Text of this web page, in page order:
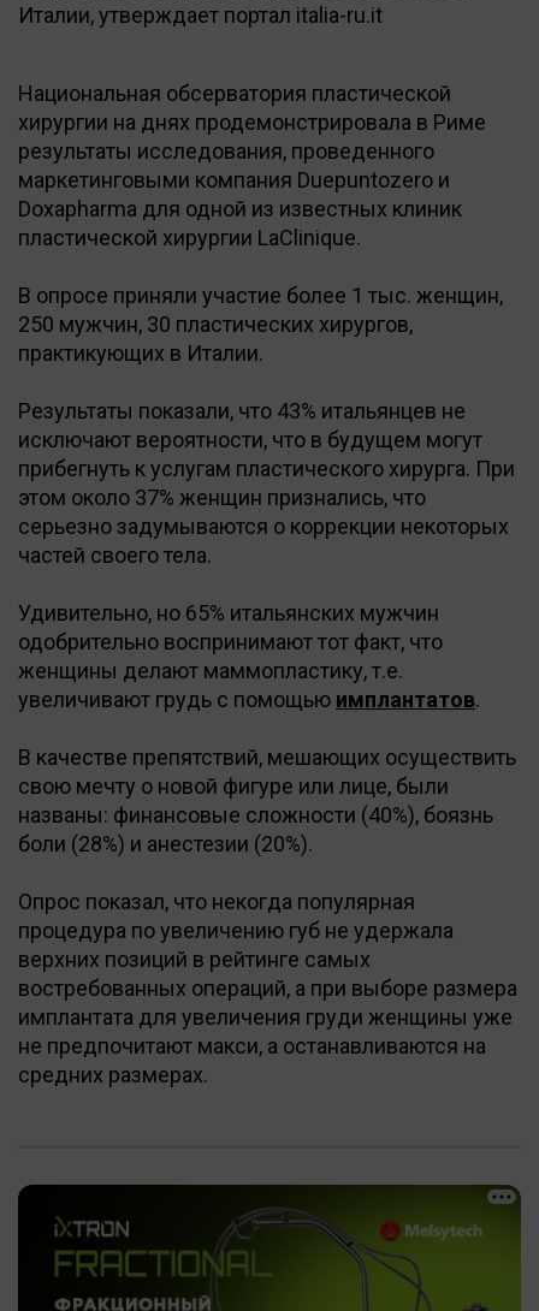
Италии, утверждает портал italia-ru.it
Национальная обсерватория пластической
хирургии на днях продемонстрировала в Риме
результаты исследования, проведенного
маркетинговыми компания Duepuntozero и
Doxapharma для одной из известных клиник
пластической хирургии LaClinique.
В опросе приняли участие более 1 тыс. женщин,
250 мужчин, 30 пластических хирургов,
практикующих в Италии.
Результаты показали, что 43% итальянцев не
исключают вероятности, что в будущем могут
прибегнуть к услугам пластического хирурга. При
этом около 37% женщин признались, что
серьезно задумываются о коррекции некоторых
частей своего тела.
Удивительно, но 65% итальянских мужчин
одобрительно воспринимают тот факт, что
женщины делают маммопластику, т.е.
увеличивают грудь с помощью имплантатов.
В качестве препятствий, мешающих осуществить
свою мечту о новой фигуре или лице, были
названы: финансовые сложности (40%), боязнь
боли (28%) и анестезии (20%).
Опрос показал, что некогда популярная
процедура по увеличению губ не удержала
верхних позиций в рейтинге самых
востребованных операций, а при выборе размера
имплантата для увеличения груди женщины уже
не предпочитают макси, а останавливаются на
средних размерах.